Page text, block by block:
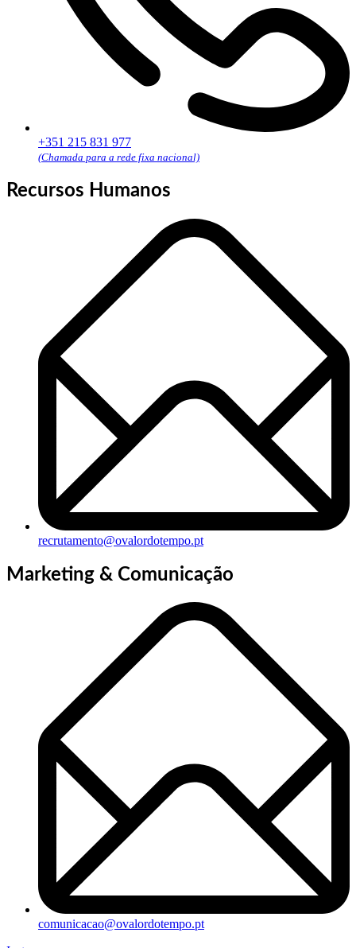
+351 215 831 977
(Chamada para a rede fixa nacional)
Recursos Humanos
recrutamento@ovalordotempo.pt
Marketing & Comunicação
comunicacao@ovalordotempo.pt